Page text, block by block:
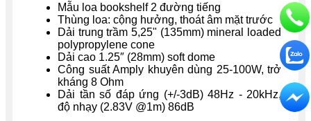
Mẫu loa bookshelf 2 đường tiếng
Thùng loa: cộng hưởng, thoát âm mặt trước
Dải trung trầm 5,25" (135mm) mineral loaded
polypropylene cone
Dải cao 1.25″ (28mm) soft dome
Công suất Amply khuyên dùng 25-100W, trở
kháng 8 Ohm
Dải tần số đáp ứng (+/-3dB) 48Hz - 20kHz,
độ nhạy (2.83V @1m) 86dB